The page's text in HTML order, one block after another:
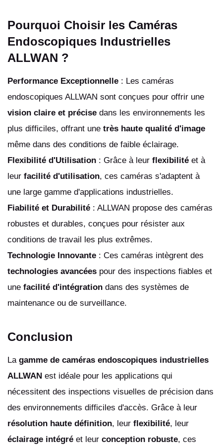
Pourquoi Choisir les Caméras
Endoscopiques Industrielles
ALLWAN ?
Performance Exceptionnelle : Les caméras
endoscopiques ALLWAN sont conçues pour offrir une
vision claire et précise dans les environnements les
plus difficiles, offrant une très haute qualité d'image
même dans des conditions de faible éclairage.
Flexibilité d'Utilisation : Grâce à leur flexibilité et à
leur facilité d'utilisation, ces caméras s'adaptent à
une large gamme d'applications industrielles.
Fiabilité et Durabilité : ALLWAN propose des caméras
robustes et durables, conçues pour résister aux
conditions de travail les plus extrêmes.
Technologie Innovante : Ces caméras intègrent des
technologies avancées pour des inspections fiables et
une facilité d'intégration dans des systèmes de
maintenance ou de surveillance.
Conclusion
La gamme de caméras endoscopiques industrielles
ALLWAN est idéale pour les applications qui
nécessitent des inspections visuelles de précision dans
des environnements difficiles d'accès. Grâce à leur
résolution haute définition, leur flexibilité, leur
éclairage intégré et leur conception robuste, ces